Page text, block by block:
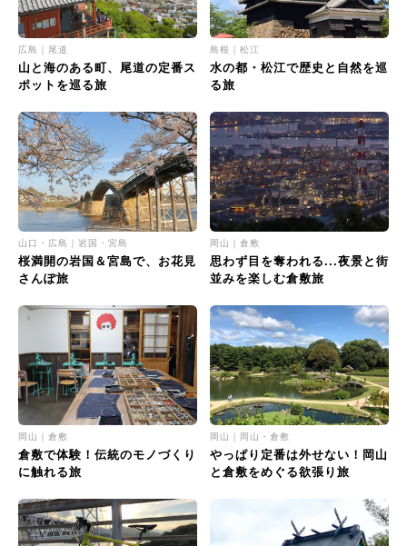
広島｜尾道
山と海のある町、尾道の定番ス
ポットを巡る旅
島根｜松江
水の都・松江で歴史と自然を巡
る旅
山口・広島｜岩国・宮島
桜満開の岩国＆宮島で、お花見
さんぽ旅
岡山｜倉敷
思わず目を奪われる...夜景と街
並みを楽しむ倉敷旅
岡山｜倉敷
倉敷で体験！伝統のモノづくり
に触れる旅
岡山｜岡山・倉敷
やっぱり定番は外せない！岡山
と倉敷をめぐる欲張り旅